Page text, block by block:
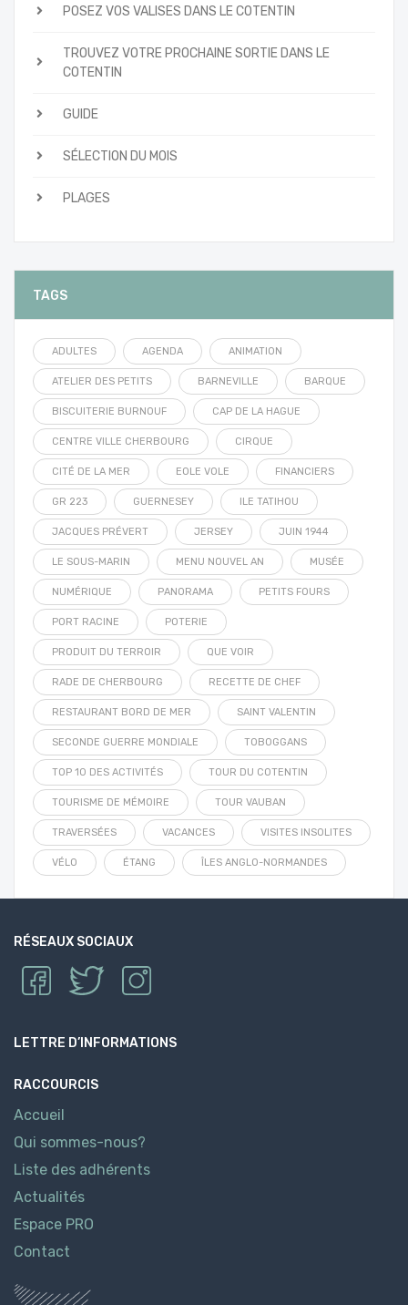
POSEZ VOS VALISES DANS LE COTENTIN
TROUVEZ VOTRE PROCHAINE SORTIE DANS LE
COTENTIN
GUIDE
SÉLECTION DU MOIS
PLAGES
TAGS
ADULTES AGENDA ANIMATION
ATELIER DES PETITS BARNEVILLE BARQUE
BISCUITERIE BURNOUF CAP DE LA HAGUE
CENTRE VILLE CHERBOURG CIRQUE
CITÉ DE LA MER EOLE VOLE FINANCIERS
GR 223 GUERNESEY ILE TATIHOU
JACQUES PRÉVERT JERSEY JUIN 1944
LE SOUS-MARIN MENU NOUVEL AN MUSÉE
NUMÉRIQUE PANORAMA PETITS FOURS
PORT RACINE POTERIE
PRODUIT DU TERROIR QUE VOIR
RADE DE CHERBOURG RECETTE DE CHEF
RESTAURANT BORD DE MER SAINT VALENTIN
SECONDE GUERRE MONDIALE TOBOGGANS
TOP 10 DES ACTIVITÉS TOUR DU COTENTIN
TOURISME DE MÉMOIRE TOUR VAUBAN
TRAVERSÉES VACANCES VISITES INSOLITES
VÉLO ÉTANG ÎLES ANGLO-NORMANDES
RÉSEAUX SOCIAUX
LETTRE D’INFORMATIONS
RACCOURCIS
Accueil
Qui sommes-nous?
Liste des adhérents
Actualités
Espace PRO
Contact